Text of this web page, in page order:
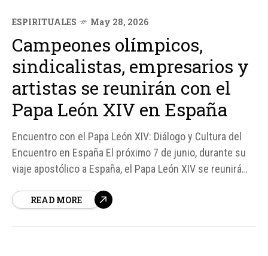
ESPIRITUALES May 28, 2026
Campeones olímpicos,
sindicalistas, empresarios y
artistas se reunirán con el
Papa León XIV en España
Encuentro con el Papa León XIV: Diálogo y Cultura del
Encuentro en España El próximo 7 de junio, durante su
viaje apostólico a España, el Papa León XIV se reunirá
campeones olímpicos, sindicalistas, empresarios y
READ MORE